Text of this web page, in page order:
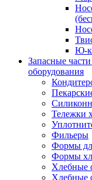
Ю-
Запасные
оборудования
Тележки
Фильеры
Формы
Формы
Хлебные
Хлебные